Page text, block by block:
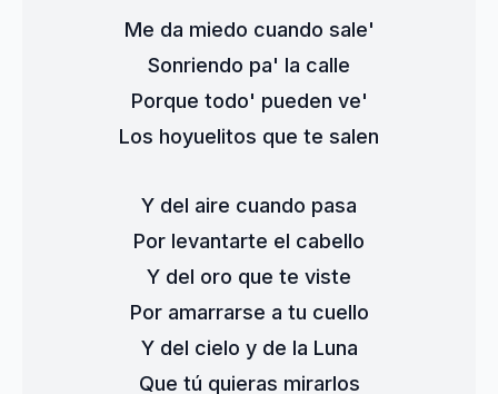
Me da miedo cuando sale'
Sonriendo pa' la calle
Porque todo' pueden ve'
Los hoyuelitos que te salen
Y del aire cuando pasa
Por levantarte el cabello
Y del oro que te viste
Por amarrarse a tu cuello
Y del cielo y de la Luna
Que tú quieras mirarlos